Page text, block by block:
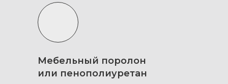
Мебельный поролон
или пенополиуретан